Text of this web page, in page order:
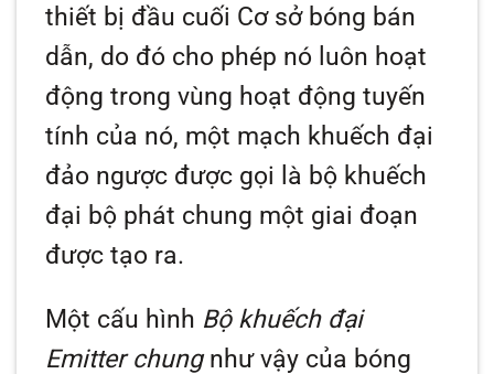
thiết bị đầu cuối Cơ sở bóng bán
dẫn, do đó cho phép nó luôn hoạt
động trong vùng hoạt động tuyến
tính của nó, một mạch khuếch đại
đảo ngược được gọi là bộ khuếch
đại bộ phát chung một giai đoạn
được tạo ra.
Một cấu hình Bộ khuếch đại
Emitter chungnhư vậy của bóng